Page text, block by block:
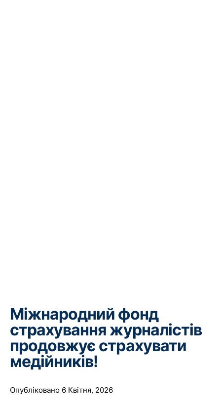
Міжнародний фонд
страхування журналістів
продовжує страхувати
медійників!
Опубліковано 6 Квітня, 2026